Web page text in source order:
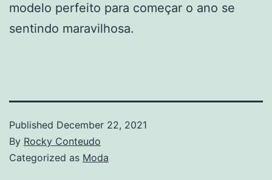
modelo perfeito para começar o ano se
sentindo maravilhosa.
Published December 22, 2021
By Rocky Conteudo
Categorized as Moda